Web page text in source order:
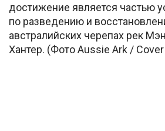
достижение является частью
по разведению и
австралийских черепах рек
Хантер. (Фото Aussie Ark /